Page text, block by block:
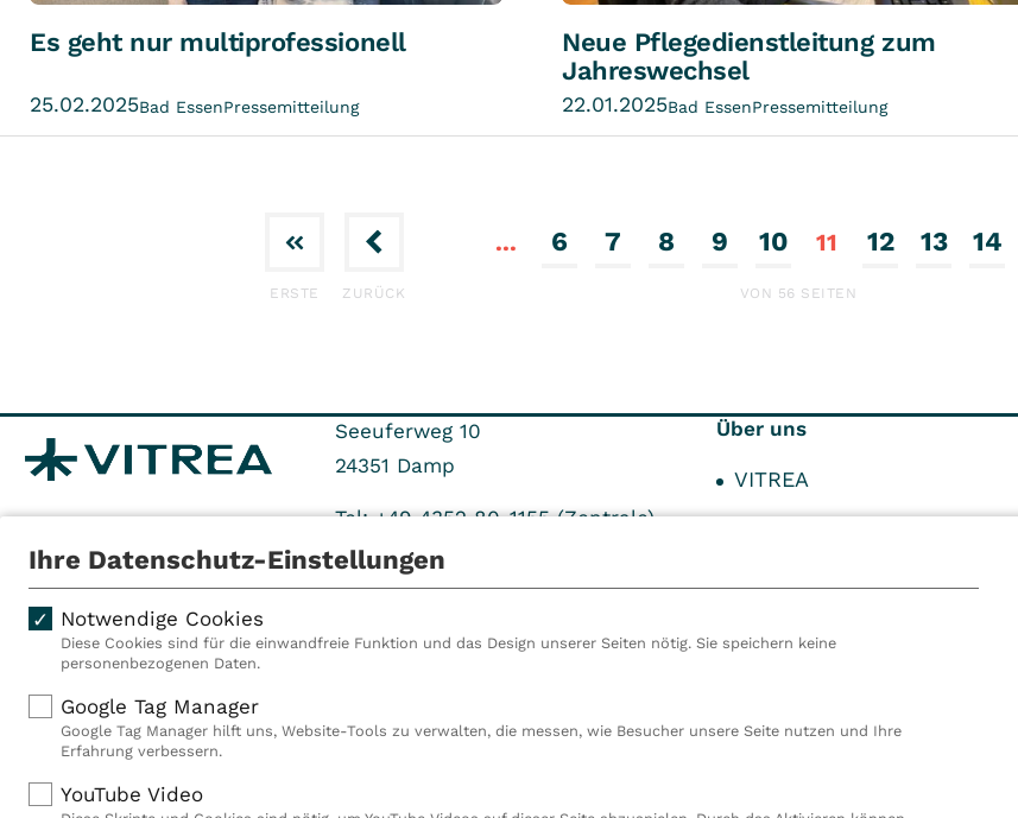
Es geht nur multiprofessionell
25.02.2025Bad EssenPressemitteilung
Neue Pflegedienstleitung zum
Jahreswechsel
22.01.2025Bad EssenPressemitteilung
ERSTE ZURÜCK
... 6 7 8 9 10 11 12 13 14
VON 56 SEITEN
Seeuferweg 10
24351 Damp
Tel: +49 4352 80-1155 (Zentrale)
Über uns
VITREA
Rahmen der Gruppe betreiben wir 80 stationäre und ambulante Einrichtungen
Ihre Datenschutz-Einstellungen
Notwendige Cookies
Diese Cookies sind für die einwandfreie Funktion und das Design unserer Seiten nötig. Sie speichern keine
personenbezogenen Daten.
Google Tag Manager
Google Tag Manager hilft uns, Website-Tools zu verwalten, die messen, wie Besucher unsere Seite nutzen und Ihre
Erfahrung verbessern.
YouTube Video